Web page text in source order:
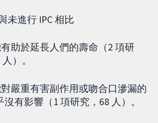
未進行 IPC 相比
有助於延長人們的壽命（2 項研
）。
對嚴重有害副作用或吻合口滲漏的
沒有影響（1 項研究，68 人）。